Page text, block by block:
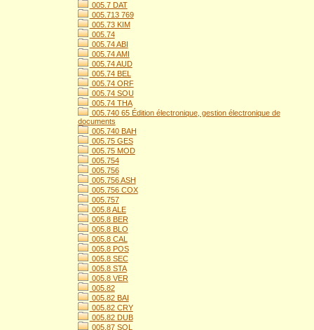
005.7 DAT
005.713 769
005.73 KIM
005.74
005.74 ABI
005.74 AMI
005.74 AUD
005.74 BEL
005.74 ORF
005.74 SOU
005.74 THA
005.740 65 Édition électronique, gestion électronique de
documents
005.740 BAH
005.75 GES
005.75 MOD
005.754
005.756
005.756 ASH
005.756 COX
005.757
005.8 ALE
005.8 BER
005.8 BLO
005.8 CAL
005.8 POS
005.8 SEC
005.8 STA
005.8 VER
005.82
005.82 BAI
005.82 CRY
005.82 DUB
005.87 SOL